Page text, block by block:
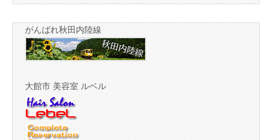
がんばれ秋田内陸線
大館市 美容室 ルベル